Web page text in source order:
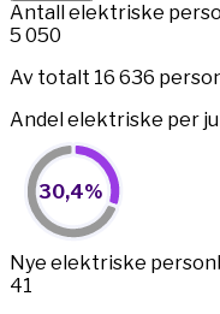
Antall elektriske
5 050
Av totalt 16 636
Andel elektriske per
30,4%
Pie chart with 2 slices.
View as data table, 30,4%
30,4%
End of interactive
Nye elektriske
41